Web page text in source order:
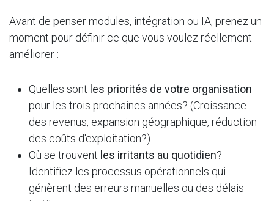
Avant de penser modules, intégration ou IA, prenez un
moment pour définir ce que vous voulez réellement
améliorer :
Quelles sont les priorités de votre organisation
pour les trois prochaines années? (Croissance
des revenus, expansion géographique, réduction
des coûts d'exploitation?)
Où se trouvent les irritants au quotidien?
Identifiez les processus opérationnels qui
génèrent des erreurs manuelles ou des délais